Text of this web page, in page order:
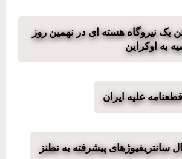
یک نیروگاه هسته ای در نهمین روز
به اوکراین
علیه ایران
سانتریفیوژهای پیشرفته به نطنز